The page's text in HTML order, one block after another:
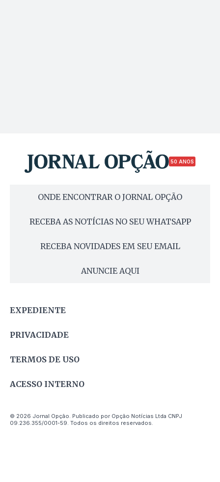
50 ANOS
ONDE ENCONTRAR O JORNAL OPÇÃO
RECEBA AS NOTÍCIAS NO SEU WHATSAPP
RECEBA NOVIDADES EM SEU EMAIL
ANUNCIE AQUI
EXPEDIENTE
PRIVACIDADE
TERMOS DE USO
ACESSO INTERNO
© 2026 Jornal Opção. Publicado por Opção Notícias Ltda CNPJ
09.236.355/0001-59. Todos os direitos reservados.